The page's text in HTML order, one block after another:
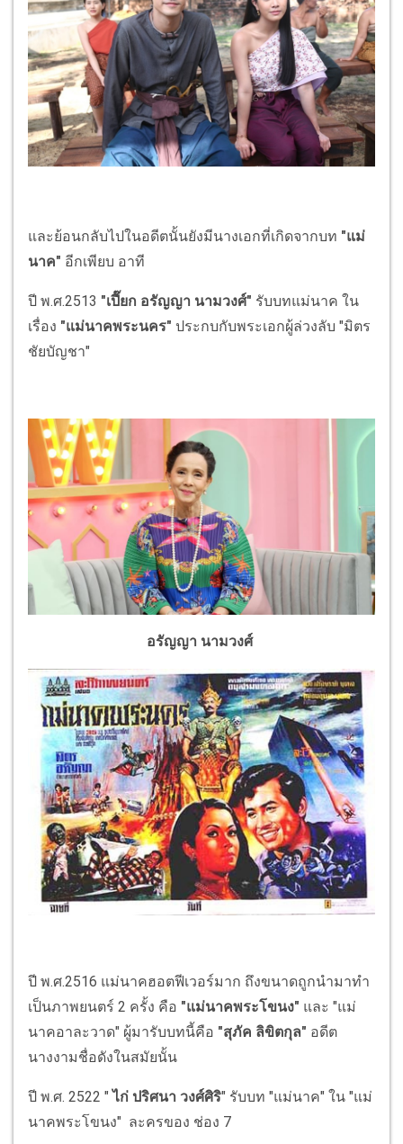
และย้อนกลับไปในอดีตนั้นยังมีนางเอกที่เกิดจากบท "แม่
นาค" อีกเพียบ อาที
ปี พ.ศ.2513 "เปี๊ยก อรัญญา นามวงศ์" รับบทแม่นาค ใน
เรื่อง "แม่นาคพระนคร" ประกบกับพระเอกผู้ล่วงลับ "มิตร
ชัยบัญชา"
อรัญญา นามวงศ์
ปี พ.ศ.2516 แม่นาคฮอตฟีเวอร์มาก ถึงขนาดถูกนำมาทำ
เป็นภาพยนตร์ 2 ครั้ง คือ "แม่นาคพระโขนง" และ "แม่
นาคอาละวาด" ผู้มารับบทนี้คือ "สุภัค ลิขิตกุล" อดีต
นางงามชื่อดังในสมัยนั้น
ปี พ.ศ. 2522 "ไก่ ปริศนา วงศ์ศิริ" รับบท "แม่นาค" ใน "แม่
นาคพระโขนง" ละครของ ช่อง 7